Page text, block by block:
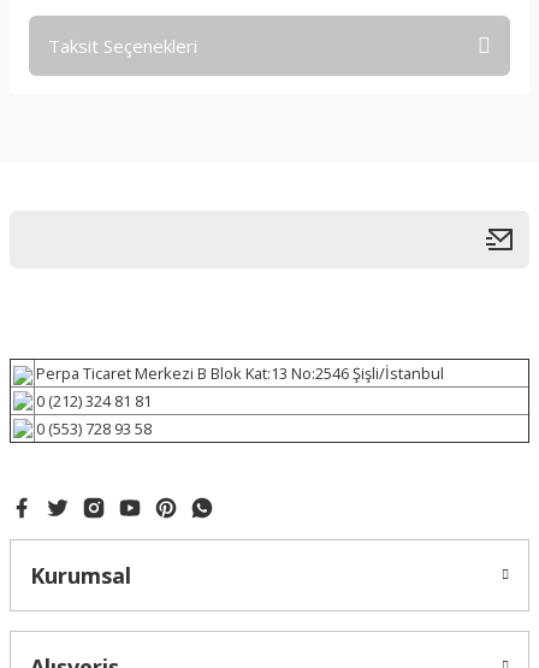
Taksit Seçenekleri
Perpa Ticaret Merkezi B Blok Kat:13 No:2546 Şişli/İstanbul
0 (212) 324 81 81
0 (553) 728 93 58
Kurumsal